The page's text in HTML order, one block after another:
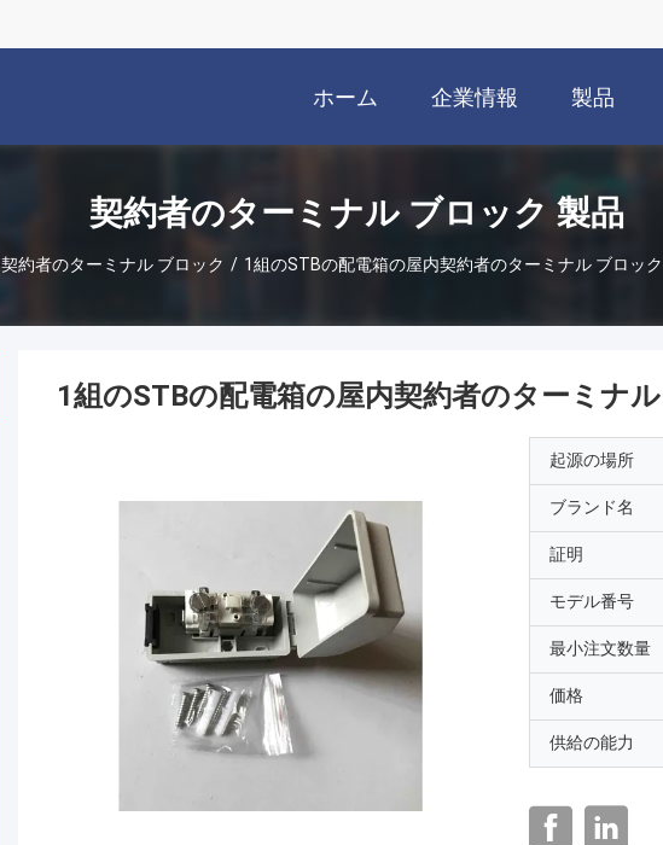
ホーム 企業情報 製品
契約者のターミナル ブロック 製品
契約者のターミナル ブロック / 1組のSTBの配電箱の屋内契約者のターミナル ブロッ
1組のSTBの配電箱の屋内契約者のターミナ
起源の場所
ブランド名
証明
モデル番号
最小注文数量
価格
供給の能力